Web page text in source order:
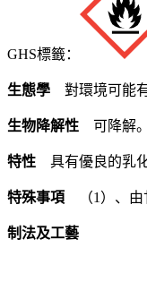
GHS標籤：
生態學 對環境可能
生物降解性 可降解。
特性 具有優良的乳
特殊事項 （1）、
制法及工藝